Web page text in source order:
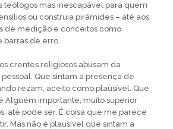
teólogos mas inescapável para quem
ou construía pirâmides – até aos
de medição e conceitos como
barras de erro.
crentes religiosos abusam da
Que sintam a presença de
rezam, aceito como plausível. Que
Alguém importante, muito superior
até pode ser. É coisa que me parece
Mas não é plausível que sintam a